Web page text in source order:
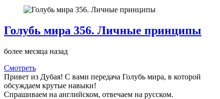
Голубь мира 356. Личные принципы
более месяца назад
Смотреть
Привет из Дубая! С вами передача Голубь мира, в которой
обсуждаем крутые навыки!
Спрашиваем на английском, отвечаем на русском.